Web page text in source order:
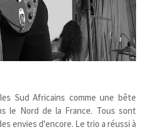
Sud Africains comme une bête
le Nord de la France. Tous sont
envies d'encore. Le trio a réussi à